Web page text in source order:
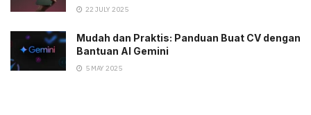
22 JULY 2025
Mudah dan Praktis: Panduan Buat CV dengan
Bantuan AI Gemini
5 MAY 2025